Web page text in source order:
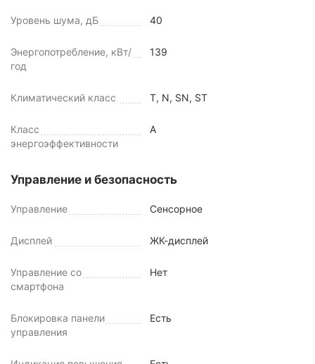
Уровень шума, дБ 40
Энергопотребление, кВт/
год
139
Климатический класс T, N, SN, ST
Класс
энергоэффективности
A
Управление и безопасность
Управление Сенсорное
Дисплей ЖК-дисплей
Управление со
смартфона
Нет
Блокировка панели
управления
Есть